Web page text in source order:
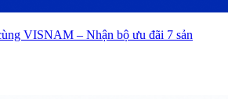
VISNAM – Nhận bộ ưu đãi 7 sản